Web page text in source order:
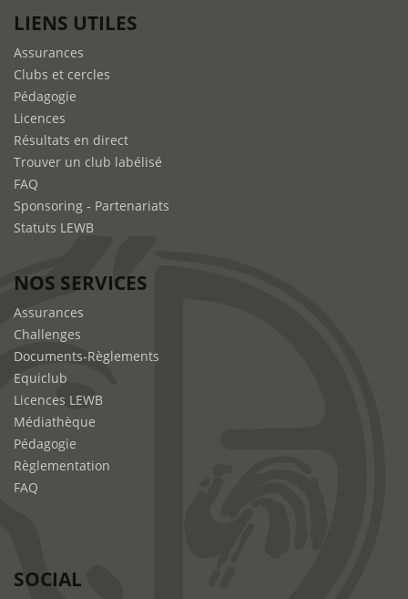
LIENS UTILES
Assurances
Clubs et cercles
Pédagogie
Licences
Résultats en direct
Trouver un club labélisé
FAQ
Sponsoring - Partenariats
Statuts LEWB
NOS SERVICES
Assurances
Challenges
Documents-Règlements
Equiclub
Licences LEWB
Médiathèque
Pédagogie
Règlementation
FAQ
SOCIAL